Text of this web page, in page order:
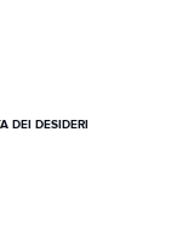
DEI DESIDERI